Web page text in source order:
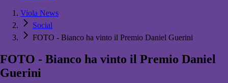
Viola News
Social
FOTO - Bianco ha vinto il Premio Daniel Guerini
FOTO - Bianco ha vinto il Premio Daniel
Guerini